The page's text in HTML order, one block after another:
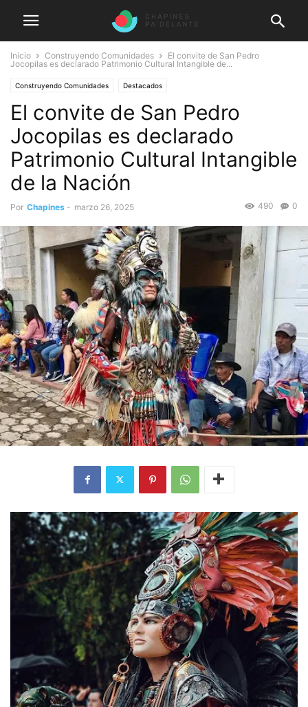
Inicio Construyendo Comunidades
El convite de San Pedro
Jocopilas es declarado Patrimonio Cultural Intangible de...
Construyendo Comunidades Destacados
El convite de San Pedro
Jocopilas es declarado
Patrimonio Cultural Intangible
de la Nación
Por Chapines - marzo 26, 2025 0
490